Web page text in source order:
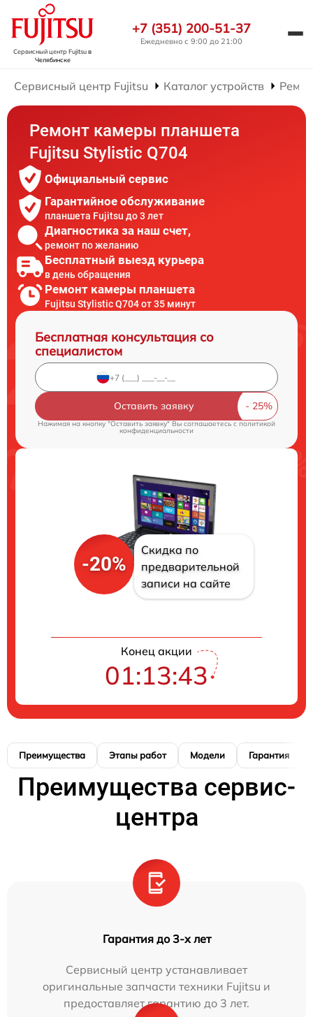
Сервисный центр Fujitsuв
Челябинске
+7 (351) 200-51-37
Ежедневно с 9:00 до 21:00
Сервисный центр Fujitsu Каталог устройств
Ремонт камеры планшета
Fujitsu Stylistic Q704
Официальный сервис
Гарантийное обслуживание
планшета Fujitsu до 3 лет
Диагностика за наш счет,
ремонт по желанию
Бесплатный выезд курьера
в день обращения
Ремонт камеры планшета
Fujitsu Stylistic Q704 от 35 минут
Бесплатная консультация со
специалистом
Оставить заявку
Нажимая на кнопку "Оставить заявку" Вы соглашаетесь cполитикой
конфиденциальности
-20%
Скидка по
предварительной
записи на сайте
Конец акции
01:13:42
Преимущества Этапы работ Модели Гарантия
Преимущества сервис-
центра
Гарантия до 3-х лет
Сервисный центр устанавливает
оригинальные запчасти техники Fujitsu и
предоставляет гарантию до 3 лет.